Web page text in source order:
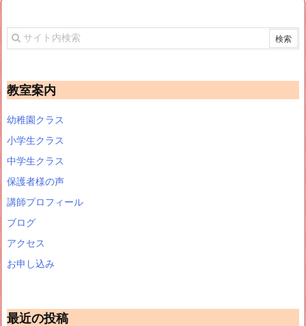
教室案内
幼稚園クラス
小学生クラス
中学生クラス
保護者様の声
講師プロフィール
ブログ
アクセス
お申し込み
最近の投稿